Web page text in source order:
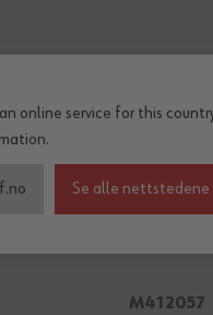
M412057
online service for this
Se alle nettstedene